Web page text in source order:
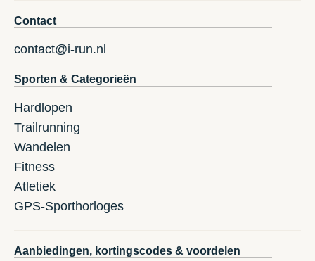
Contact
contact@i-run.nl
Sporten & Categorieën
Hardlopen
Trailrunning
Wandelen
Fitness
Atletiek
GPS-Sporthorloges
Aanbiedingen, kortingscodes & voordelen